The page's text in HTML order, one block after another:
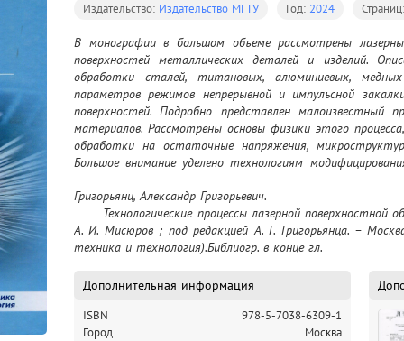
Издательство: Издательство МГТУ Год: 2024
В монографии в большом объеме рассмотрены
поверхностей металлических деталей и изделий.
обработки сталей, титановых, алюминиевых,
параметров режимов непрерывной и импульсной
поверхностей. Подробно представлен малоизвестный
материалов. Рассмотрены основы физики этого
обработки на остаточные напряжения,
Большое внимание уделено технологиям
тугоплавких материалов, карбидов и нитридов на
металлов. Показано влияние технологических
трещиностойкость нанесенных слоев. Даны
полирования металлических поверхностей
Григорьянц, Александр Григорьевич.
А. И. Мисюров ; под редакцией А. Г. Григорьянца. –
техника и технология).Библиогр. в конце гл.
Дополнительная информация
ISBN
978-5-7038-6309-1
Город
Москва